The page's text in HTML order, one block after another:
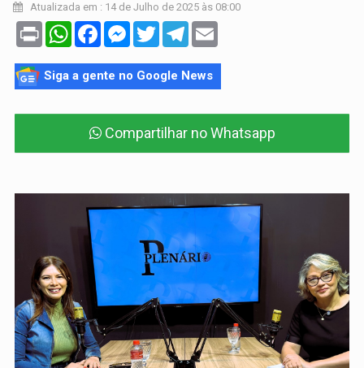
Atualizada em : 14 de Julho de 2025 às 08:00
Print WhatsAppFacebookMessenger
TwitterTelegram
Siga a gente no Google News
Compartilhar no Whatsapp